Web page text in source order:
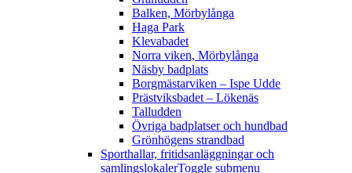
Balken, Mörbylånga
Haga Park
Klevabadet
Norra viken, Mörbylånga
Näsby badplats
Borgmästarviken – Ispe Udde
Prästviksbadet – Lökenäs
Talludden
Övriga badplatser och hundbad
Grönhögens strandbad
Sporthallar, fritidsanläggningar och
samlingslokalerToggle submenu